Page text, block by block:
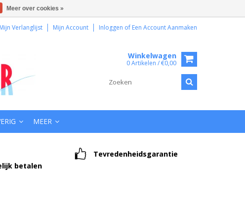
Mijn Verlanglijst Mijn Account Inloggen of Een Account Aanmaken
Winkelwagen
0 Artikelen / €0,00
MEER
betalen
Tevredenheidsgarantie
Meer over cookies »